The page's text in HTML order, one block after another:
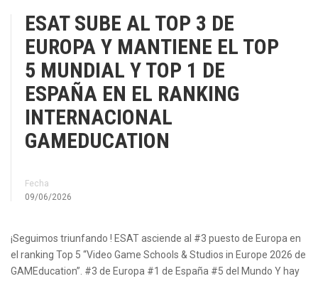
ESAT SUBE AL TOP 3 DE
EUROPA Y MANTIENE EL TOP
5 MUNDIAL Y TOP 1 DE
ESPAÑA EN EL RANKING
INTERNACIONAL
GAMEDUCATION
Fecha
09/06/2026
¡Seguimos triunfando ! ESAT asciende al #3 puesto de Europa en
el ranking Top 5 “Video Game Schools & Studios in Europe 2026 de
GAMEducation”. #3 de Europa #1 de España #5 del Mundo Y hay